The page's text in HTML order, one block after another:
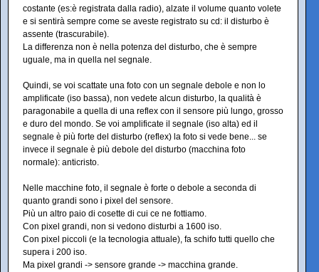
costante (es:è registrata dalla radio), alzate il volume quanto volete
e si sentirà sempre come se aveste registrato su cd: il disturbo è
assente (trascurabile).
La differenza non è nella potenza del disturbo, che è sempre
uguale, ma in quella nel segnale.
Quindi, se voi scattate una foto con un segnale debole e non lo
amplificate (iso bassa), non vedete alcun disturbo, la qualità è
paragonabile a quella di una reflex con il sensore più lungo, grosso
e duro del mondo. Se voi amplificate il segnale (iso alta) ed il
segnale è più forte del disturbo (reflex) la foto si vede bene... se
invece il segnale è più debole del disturbo (macchina foto
normale): anticristo.
Nelle macchine foto, il segnale è forte o debole a seconda di
quanto grandi sono i pixel del sensore.
Più un altro paio di cosette di cui ce ne fottiamo.
Con pixel grandi, non si vedono disturbi a 1600 iso.
Con pixel piccoli (e la tecnologia attuale), fa schifo tutti quello che
supera i 200 iso.
Ma pixel grandi -> sensore grande -> macchina grande.